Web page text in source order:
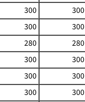
300 300
300 300
280 280
300 300
300 300
300 300